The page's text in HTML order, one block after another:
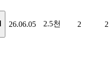
26.06.05 2.5천 2 2